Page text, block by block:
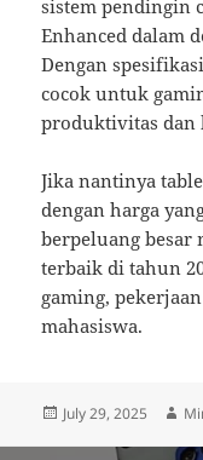
sistem pendingin
Enhanced dalam
Dengan
cocok untuk
produktivitas dan
Jika nantinya
dengan harga
berpeluang besar
terbaik di tahun
gaming,
mahasiswa.
Posted
July 29, 2025